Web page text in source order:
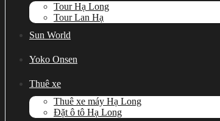
Tour Hạ Long
Tour Lan Hạ
Sun World
Yoko Onsen
Thuê xe
Thuê xe máy Hạ Long
Đặt ô tô Hạ Long